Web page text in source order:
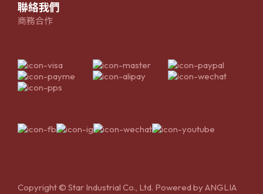
聯絡我們
商務合作
Copyright © Star Industrial Co., Ltd. Powered byANGLIA